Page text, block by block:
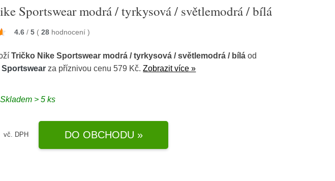
Sportswear modrá / tyrkysová / světlemodrá / bílá
4.6 / 5 ( 28 hodnocení)
Tričko Nike Sportswear modrá / tyrkysová / světlemodrá / bílá od
Sportswear za příznivou cenu 579 Kč.Zobrazit více »
> 5 ks
vč. DPH DO OBCHODU »